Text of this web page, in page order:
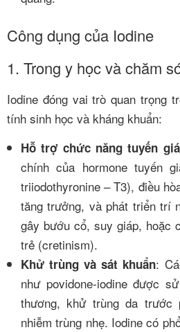
Công dụng của Iodine
1. Trong y học và chăm
Iodine đóng vai trò quan trọng
tính sinh học và kháng khuẩn:
Hỗ trợ chức năng tuyến
chính của hormone tuyến
triiodothyronine – T3), điều
tăng trưởng, và phát triển trí
gây bướu cổ, suy giáp, hoặc
trẻ (cretinism).
Khử trùng và sát khuẩn:
như povidone-iodine được
thương, khử trùng da trước
nhiễm trùng nhẹ. Iodine có